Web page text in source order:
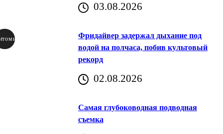
03.08.2026
Фридайвер задержал дыхание под
водой на полчаса, побив культовый
рекорд
02.08.2026
Самая глубоководная подводная
съемка